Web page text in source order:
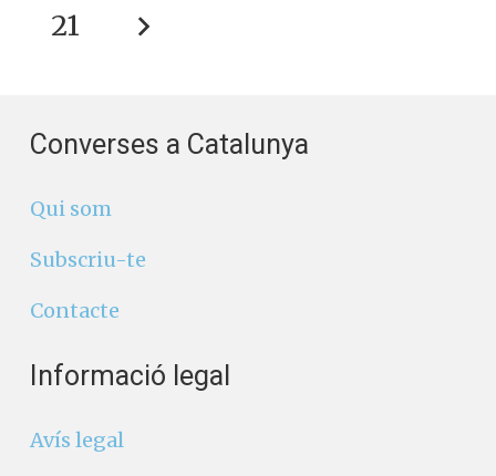
21
Converses a Catalunya
Qui som
Subscriu-te
Contacte
Informació legal
Avís legal